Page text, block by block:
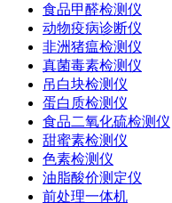
食品甲醛检测仪
动物疫病诊断仪
非洲猪瘟检测仪
真菌毒素检测仪
吊白块检测仪
蛋白质检测仪
食品二氧化硫检测仪
甜蜜素检测仪
色素检测仪
油脂酸价测定仪
前处理一体机